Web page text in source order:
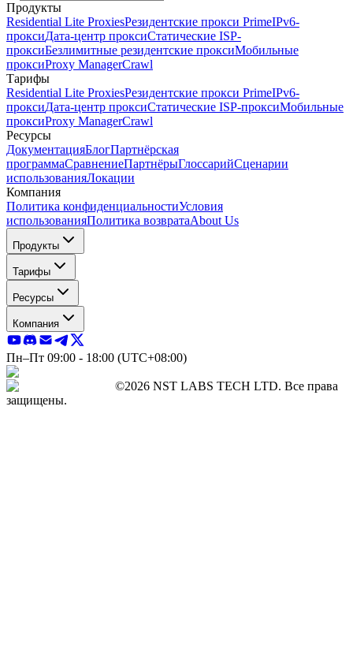
Продукты
Residential Lite ProxiesРезидентские прокси PrimeIPv6-
проксиДата-центр проксиСтатические ISP-
проксиБезлимитные резидентские проксиМобильные
проксиProxy ManagerCrawl
Тарифы
Residential Lite ProxiesРезидентские прокси PrimeIPv6-
проксиДата-центр проксиСтатические ISP-проксиМобильные
проксиProxy ManagerCrawl
Ресурсы
ДокументацияБлогПартнёрская
программаСравнениеПартнёрыГлоссарийСценарии
использованияЛокации
Компания
Политика конфиденциальностиУсловия
использованияПолитика возвратаAbout Us
Продукты
Тарифы
Ресурсы
Компания
Пн–Пт 09:00 - 18:00 (UTC+08:00)
©2026 NST LABS TECH LTD. Все права
защищены.